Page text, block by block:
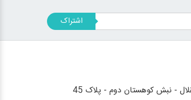
اشتراک